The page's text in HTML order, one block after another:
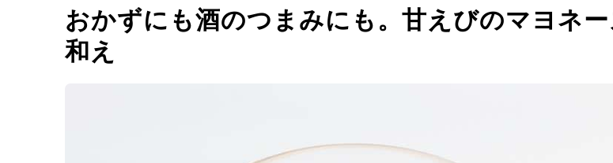
おかずにも酒のつまみにも。甘えびのマヨネ
和え